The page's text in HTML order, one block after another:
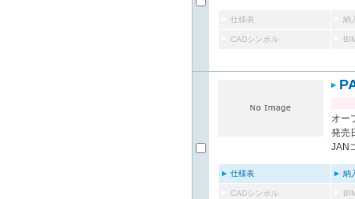
仕様表 納
CADシンボル
オー
発売
JAN
仕様表 納
CADシンボル